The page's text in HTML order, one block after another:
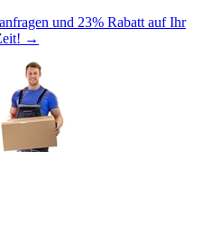
und 23% Rabatt auf Ihr
→